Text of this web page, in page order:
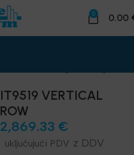
0 0.00
IT9519 VERTICAL
ROW
2,869.33 €
z DDV